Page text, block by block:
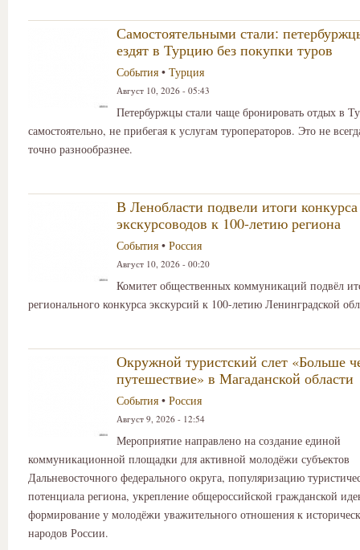
Самостоятельными стали:
ездят в Турцию без покупки туров
События • Турция
Август 10, 2026 - 05:43
Петербуржцы стали чаще бронировать отдых в
самостоятельно, не прибегая к услугам туроператоров. Это не
точно разнообразнее.
В Ленобласти подвели итоги конкурса
экскурсоводов к 100-летию региона
События • Россия
Август 10, 2026 - 00:20
Комитет общественных коммуникаций подвёл
регионального конкурса экскурсий к 100-летию Ленинградской
Окружной туристский слет «Больше
путешествие» в Магаданской области
События • Россия
Август 9, 2026 - 12:54
Мероприятие направлено на создание единой
коммуникационной площадки для активной молодёжи субъектов
Дальневосточного федерального округа, популяризацию
потенциала региона, укрепление общероссийской гражданской
формирование у молодёжи уважительного отношения к
народов России.